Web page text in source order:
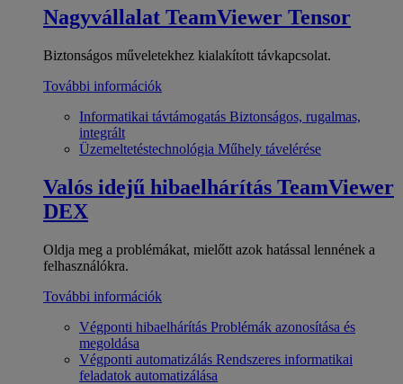
Nagyvállalat TeamViewer Tensor
Biztonságos műveletekhez kialakított távkapcsolat.
További információk
Informatikai távtámogatás Biztonságos, rugalmas,
integrált
Üzemeltetéstechnológia Műhely távelérése
Valós idejű hibaelhárítás TeamViewer
DEX
Oldja meg a problémákat, mielőtt azok hatással lennének a
felhasználókra.
További információk
Végponti hibaelhárítás Problémák azonosítása és
megoldása
Végponti automatizálás Rendszeres informatikai
feladatok automatizálása